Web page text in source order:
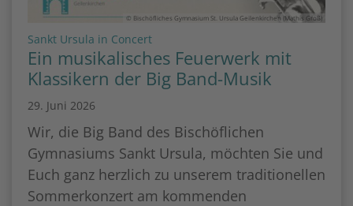
© Bischöfliches Gymnasium St. Ursula Geilenkirchen (Mathis Groß)
Sankt Ursula in Concert:
Ein musikalisches Feuerwerk mit
Klassikern der Big Band-Musik
29. Juni 2026
Wir, die Big Band des Bischöflichen
Gymnasiums Sankt Ursula, möchten Sie und
Euch ganz herzlich zu unserem traditionellen
Sommerkonzert am kommenden